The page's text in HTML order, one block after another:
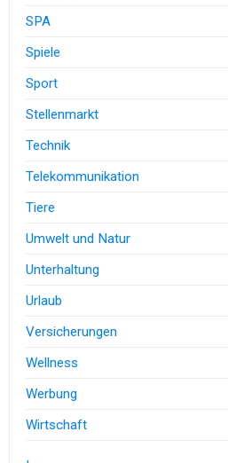
SPA
Spiele
Sport
Stellenmarkt
Technik
Telekommunikation
Tiere
Umwelt und Natur
Unterhaltung
Urlaub
Versicherungen
Wellness
Werbung
Wirtschaft